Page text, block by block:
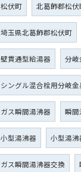
松伏町 北葛飾郡松伏
埼玉県北葛飾郡松伏町
壁貫通型給湯器 分岐
シングル混合栓用分岐金
ガス瞬間湯沸器 瞬間
小型湯沸器 小型湯沸
ガス瞬間湯沸器交換